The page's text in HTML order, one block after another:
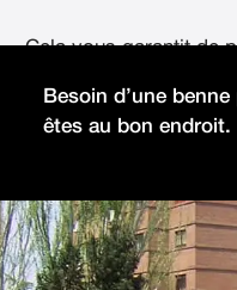
Cela vous garantit de
Besoin d’une
êtes au bon endroit.